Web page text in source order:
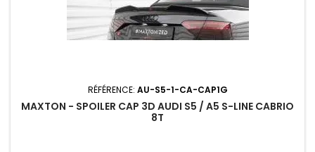
RÉFÉRENCE: AU-S5-1-CA-CAP1G
MAXTON - SPOILER CAP 3D AUDI S5 / A5 S-LINE CABRIO
8T